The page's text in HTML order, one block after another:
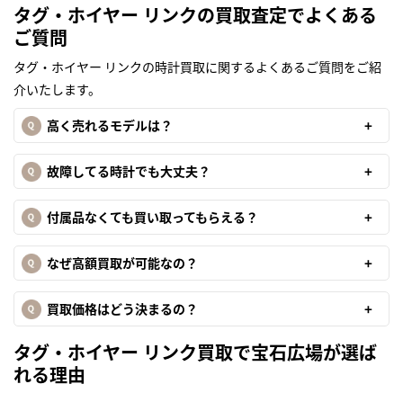
タグ・ホイヤー リンクの買取査定でよくある
ご質問
タグ・ホイヤー リンクの時計買取に関するよくあるご質問をご紹
介いたします。
高く売れるモデルは？
故障してる時計でも大丈夫？
付属品なくても買い取ってもらえる？
なぜ高額買取が可能なの？
買取価格はどう決まるの？
タグ・ホイヤー リンク買取で宝石広場が選ば
れる理由